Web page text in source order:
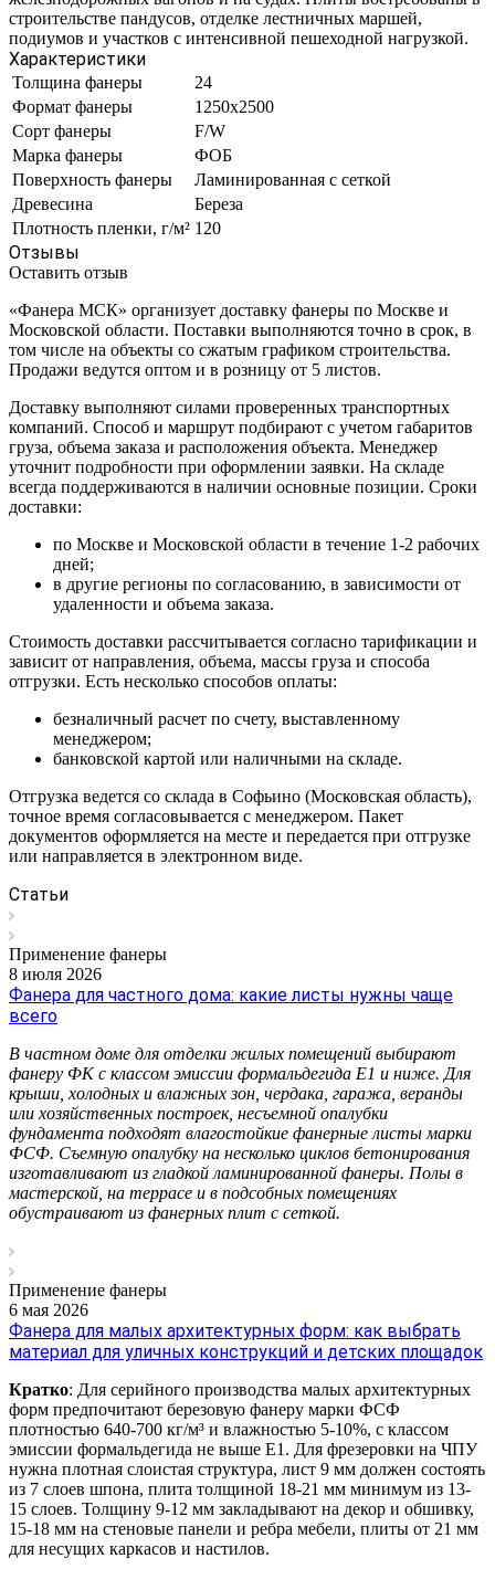
строительстве пандусов, отделке лестничных маршей,
подиумов и участков с интенсивной пешеходной нагрузкой.
Характеристики
Толщина фанеры
24
Формат фанеры
1250х2500
Сорт фанеры
F/W
Марка фанеры
ФОБ
Поверхность фанеры
Ламинированная с сеткой
Древесина
Береза
Плотность пленки, г/м² 120
Отзывы
Оставить отзыв
«Фанера МСК» организует доставку фанеры по Москве и
Московской области. Поставки выполняются точно в срок, в
том числе на объекты со сжатым графиком строительства.
Продажи ведутся оптом и в розницу от 5 листов.
Доставку выполняют силами проверенных транспортных
компаний. Способ и маршрут подбирают с учетом габаритов
груза, объема заказа и расположения объекта. Менеджер
уточнит подробности при оформлении заявки. На складе
всегда поддерживаются в наличии основные позиции. Сроки
доставки:
по Москве и Московской области в течение 1-2 рабочих
дней;
в другие регионы по согласованию, в зависимости от
удаленности и объема заказа.
Стоимость доставки рассчитывается согласно тарификации и
зависит от направления, объема, массы груза и способа
отгрузки. Есть несколько способов оплаты:
безналичный расчет по счету, выставленному
менеджером;
банковской картой или наличными на складе.
Отгрузка ведется со склада в Софьино (Московская область),
точное время согласовывается с менеджером. Пакет
документов оформляется на месте и передается при отгрузке
или направляется в электронном виде.
Статьи
Применение фанеры
8 июля 2026
Фанера для частного дома: какие листы нужны чаще
всего
В частном доме для отделки жилых помещений выбирают
фанеру ФК с классом эмиссии формальдегида Е1 и ниже. Для
крыши, холодных и влажных зон, чердака, гаража, веранды
или хозяйственных построек, несъемной опалубки
фундамента подходят влагостойкие фанерные листы марки
ФСФ. Съемную опалубку на несколько циклов бетонирования
изготавливают из гладкой ламинированной фанеры. Полы в
мастерской, на террасе и в подсобных помещениях
обустраивают из фанерных плит с сеткой.
Применение фанеры
6 мая 2026
Фанера для малых архитектурных форм: как выбрать
материал для уличных конструкций и детских площадок
Кратко: Для серийного производства малых архитектурных
форм предпочитают березовую фанеру марки ФСФ
плотностью 640-700 кг/м³ и влажностью 5-10%, с классом
эмиссии формальдегида не выше Е1. Для фрезеровки на ЧПУ
нужна плотная слоистая структура, лист 9 мм должен состоять
из 7 слоев шпона, плита толщиной 18-21 мм минимум из 13-
15 слоев. Толщину 9-12 мм закладывают на декор и обшивку,
15-18 мм на стеновые панели и ребра мебели, плиты от 21 мм
для несущих каркасов и настилов.